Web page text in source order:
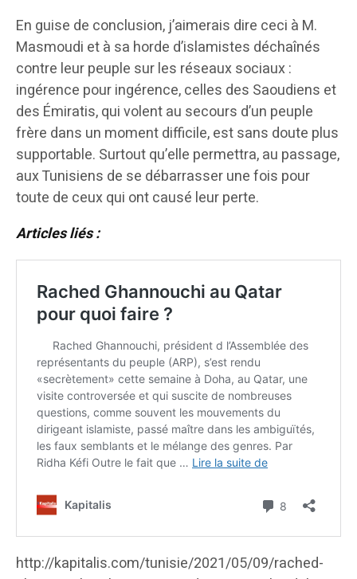
En guise de conclusion, j’aimerais dire ceci à M.
Masmoudi et à sa horde d’islamistes déchaînés
contre leur peuple sur les réseaux sociaux :
ingérence pour ingérence, celles des Saoudiens et
des Émiratis, qui volent au secours d’un peuple
frère dans un moment difficile, est sans doute plus
supportable. Surtout qu’elle permettra, au passage,
aux Tunisiens de se débarrasser une fois pour
toute de ceux qui ont causé leur perte.
Articles liés :
http://kapitalis.com/tunisie/2021/05/09/rached-